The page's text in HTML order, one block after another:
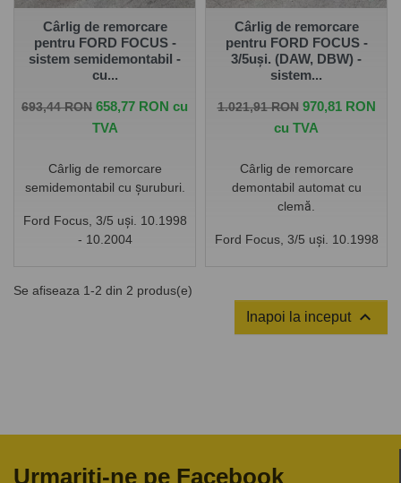
de remorcare la una dintre unitățile noastre - Groși sau
București.
Cârlig de remorcare
pentru FORD FOCUS -
sistem semidemontabil -
cu...
Pret de baza
693,44 RON Pret
658,77 RON cu
TVA
Cârlig de remorcare
semidemontabil cu șuruburi.
Ford Focus, 3/5 uși. 10.1998
- 10.2004
Cârlig de remorcare
pentru FORD FOCUS -
3/5uşi. (DAW, DBW) -
sistem...
Pret de baza
1.021,91 RON Pret
970,81 RON
cu TVA
Cârlig de remorcare
demontabil automat cu
clemă.
Ford Focus, 3/5 uși. 10.1998
Se afiseaza 1-2 din 2 produs(e)
Inapoi la inceput 
Urmariti-ne pe Facebook